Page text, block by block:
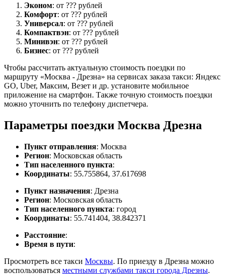
Эконом: от ??? рублей
Комфорт: от ??? рублей
Универсал: от ??? рублей
Компактвэн: от ??? рублей
Минивэн: от ??? рублей
Бизнес: от ??? рублей
Чтобы рассчитать актуальную стоимость поездки по
маршруту «Москва - Дрезна» на сервисах заказа такси: Яндекс
GO, Uber, Максим, Везет и др. установите мобильное
приложение на смартфон. Также точную стоимость поездки
можно уточнить по телефону диспетчера.
Параметры поездки Москва Дрезна
Пункт отправления: Москва
Регион: Московская область
Тип населенного пункта:
Координаты: 55.755864, 37.617698
Пункт назначения: Дрезна
Регион: Московская область
Тип населенного пункта: город
Координаты: 55.741404, 38.842371
Расстояние:
Время в пути:
Просмотреть все такси Москвы. По приезду в Дрезна можно
воспользоваться местными службами такси города Дрезны.